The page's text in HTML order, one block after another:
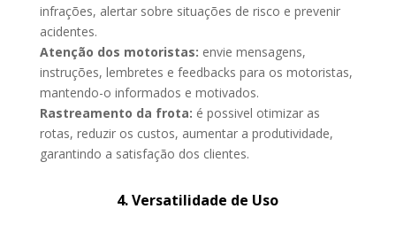
infrações, alertar sobre situações de risco e prevenir
acidentes.
Atenção dos motoristas: envie mensagens,
instruções, lembretes e feedbacks para os motoristas,
mantendo-o informados e motivados.
Rastreamento da frota: é possivel otimizar as
rotas, reduzir os custos, aumentar a produtividade,
garantindo a satisfação dos clientes.
4. Versatilidade de Uso